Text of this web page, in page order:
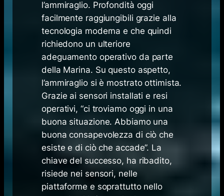
l’ammiraglio. Profondità oggi
facilmente raggiungibili grazie alla
tecnologia moderna e che quindi
richiedono un ulteriore
adeguamento operativo da parte
della Marina. Su questo aspetto,
l’ammiraglio si è mostrato ottimista.
Grazie ai sensori installati e resi
operativi, “ci troviamo oggi in una
buona situazione. Abbiamo una
buona consapevolezza di ciò che
esiste e di ciò che accade”. La
chiave del successo, ha ribadito,
risiede nei sensori, nelle
piattaforme e soprattutto nello